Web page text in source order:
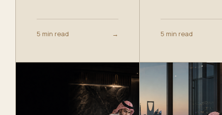
5 min read → 5 min read